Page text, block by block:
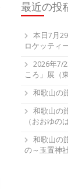
最近の投
本日7月
ロケッティ
2026年7/
ころ」展（
和歌山の
和歌山の
（おおゆの
和歌山の
の～玉置神